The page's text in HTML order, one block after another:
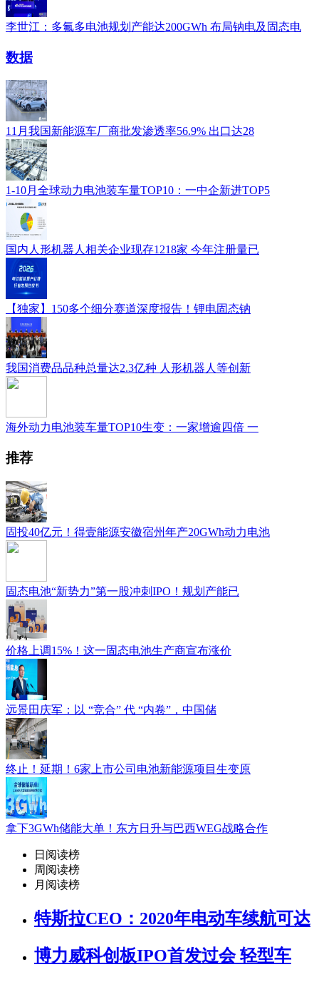
李世江：多氟多电池规划产能达200GWh 布局钠电及固态电
数据
11月我国新能源车厂商批发渗透率56.9% 出口达28
1-10月全球动力电池装车量TOP10：一中企新进TOP5
国内人形机器人相关企业现存1218家 今年注册量已
【独家】150多个细分赛道深度报告！锂电固态钠
我国消费品品种总量达2.3亿种 人形机器人等创新
海外动力电池装车量TOP10生变：一家增逾四倍 一
推荐
固投40亿元！得壹能源安徽宿州年产20GWh动力电池
固态电池“新势力”第一股冲刺IPO！规划产能已
价格上调15%！这一固态电池生产商宣布涨价
远景田庆军：以 “竞合” 代 “内卷”，中国储
终止！延期！6家上市公司电池新能源项目生变原
拿下3GWh储能大单！东方日升与巴西WEG战略合作
日阅读榜
周阅读榜
月阅读榜
特斯拉CEO：2020年电动车续航可达
博力威科创板IPO首发过会 轻型车